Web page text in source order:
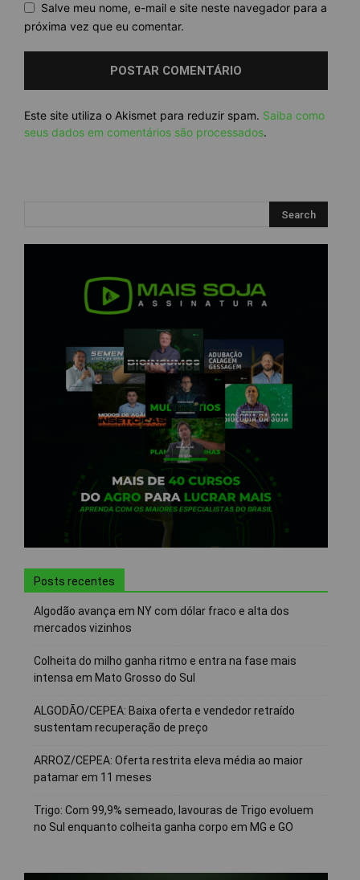
Salve meu nome, e-mail e site neste navegador para a
próxima vez que eu comentar.
Este site utiliza o Akismet para reduzir spam. Saiba como
seus dados em comentários são processados.
Posts recentes
Algodão avança em NY com dólar fraco e alta dos
mercados vizinhos
Colheita do milho ganha ritmo e entra na fase mais
intensa em Mato Grosso do Sul
ALGODÃO/CEPEA: Baixa oferta e vendedor retraído
sustentam recuperação de preço
ARROZ/CEPEA: Oferta restrita eleva média ao maior
patamar em 11 meses
Trigo: Com 99,9% semeado, lavouras de Trigo evoluem
no Sul enquanto colheita ganha corpo em MG e GO